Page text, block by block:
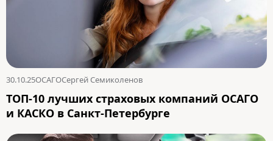
30.10.25ОСАГОСергей Семиколенов
ТОП-10 лучших страховых компаний ОСАГО
и КАСКО в Санкт-Петербурге